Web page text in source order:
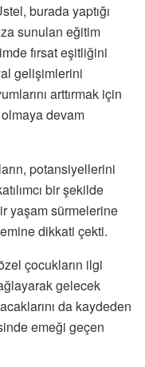
burada yaptığı
sunulan eğitim
fırsat eşitliğini
gelişimlerini
arttırmak için
devam
potansiyellerini
bir şekilde
yaşam sürmelerine
dikkati çekti.
çocukların ilgi
gelecek
da kaydeden
emeği geçen